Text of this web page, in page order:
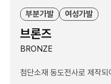
부분가발 여성가발
브론즈
BRONZE
첨단소재 동도전사로 제작